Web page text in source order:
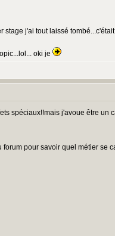
j'ai tout laissé
oki je
spéciaux!!mais j'avoue être
pour savoir quel métier se